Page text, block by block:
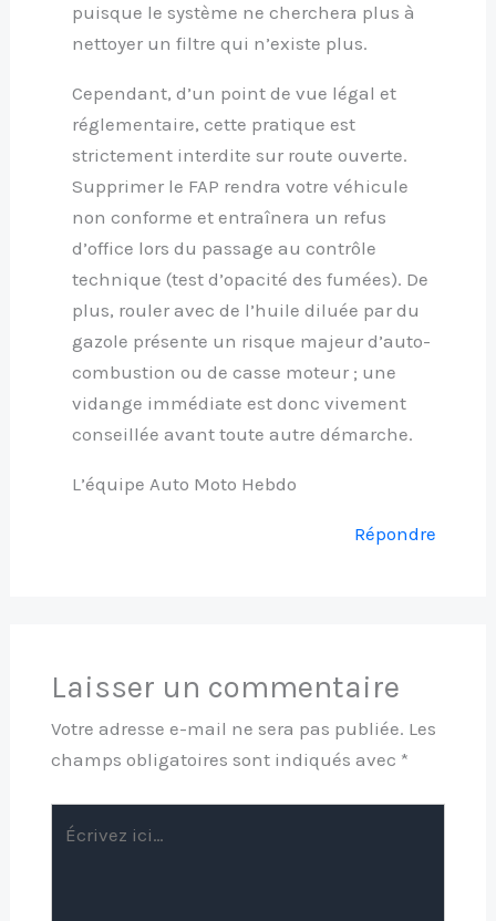
puisque le système ne cherchera plus à
nettoyer un filtre qui n’existe plus.
Cependant, d’un point de vue légal et
réglementaire, cette pratique est
strictement interdite sur route ouverte.
Supprimer le FAP rendra votre véhicule
non conforme et entraînera un refus
d’office lors du passage au contrôle
technique (test d’opacité des fumées). De
plus, rouler avec de l’huile diluée par du
gazole présente un risque majeur d’auto-
combustion ou de casse moteur ; une
vidange immédiate est donc vivement
conseillée avant toute autre démarche.
L’équipe Auto Moto Hebdo
Répondre
Laisser un commentaire
Votre adresse e-mail ne sera pas publiée. Les
champs obligatoires sont indiqués avec *
ici…